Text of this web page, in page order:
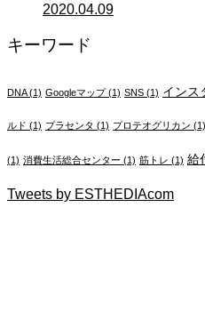
2020.04.09
キーワード
DNA(1) Googleマップ(1) SNS (1) インス
ルド (1) プラセンタ (1) プロテオグリカン (1)
(1) 消費生活総合センター (1) 筋トレ (1) 給
Tweets by ESTHEDIAcom